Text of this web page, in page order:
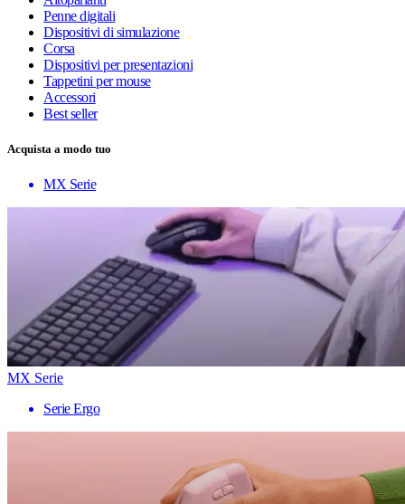
Penne digitali
Dispositivi di simulazione
Corsa
Dispositivi per presentazioni
Tappetini per mouse
Accessori
Best seller
Acquista a modo tuo
MX Serie
MX Serie
Serie Ergo